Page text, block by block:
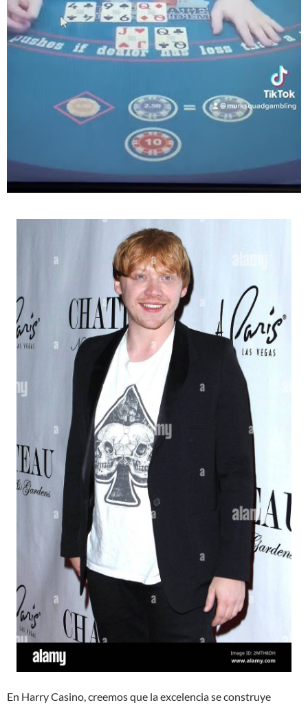
En Harry Casino, creemos que la excelencia se construye